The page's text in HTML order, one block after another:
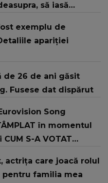
să iasă
exemplu de
apariției
de 26 de ani găsit
Fusese dat dispărut
Song
în momentul
S-A VOTAT
actrița care joacă rolul
pentru familia mea